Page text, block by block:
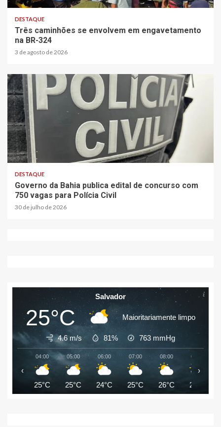
DESTAQUE
Três caminhões se envolvem em engavetamento
na BR-324
3 de agosto de 2026
2 min read
DESTAQUE
Governo da Bahia publica edital de concurso com
750 vagas para Polícia Civil
30 de julho de 2026
Salvador
25°C Maioritariamente limpo
4.6 m/s 81% 763 mmHg
04:00
25°C
05:00
25°C
06:00
24°C
07:00
25°C
08:00
26°C
09:00
26°C
‹ ›